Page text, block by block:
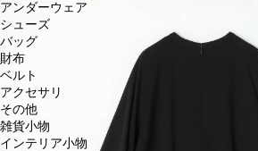
アンダーウェア
シューズ
バッグ
財布
ベルト
アクセサリ
その他
雑貨小物
インテリア小物